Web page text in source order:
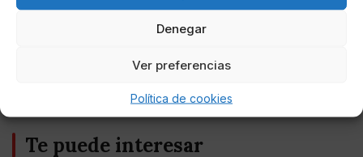
Denegar
Ver preferencias
Política de cookies
Fortnite regresa para iOS en la Unión
Te puede interesar